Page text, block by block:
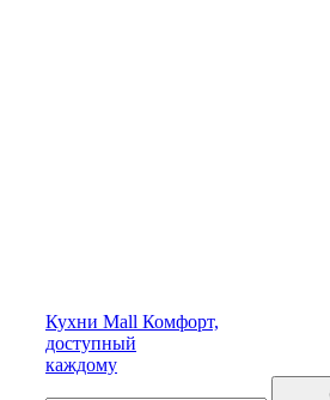
Кухни Mall Комфорт,
доступный
каждому